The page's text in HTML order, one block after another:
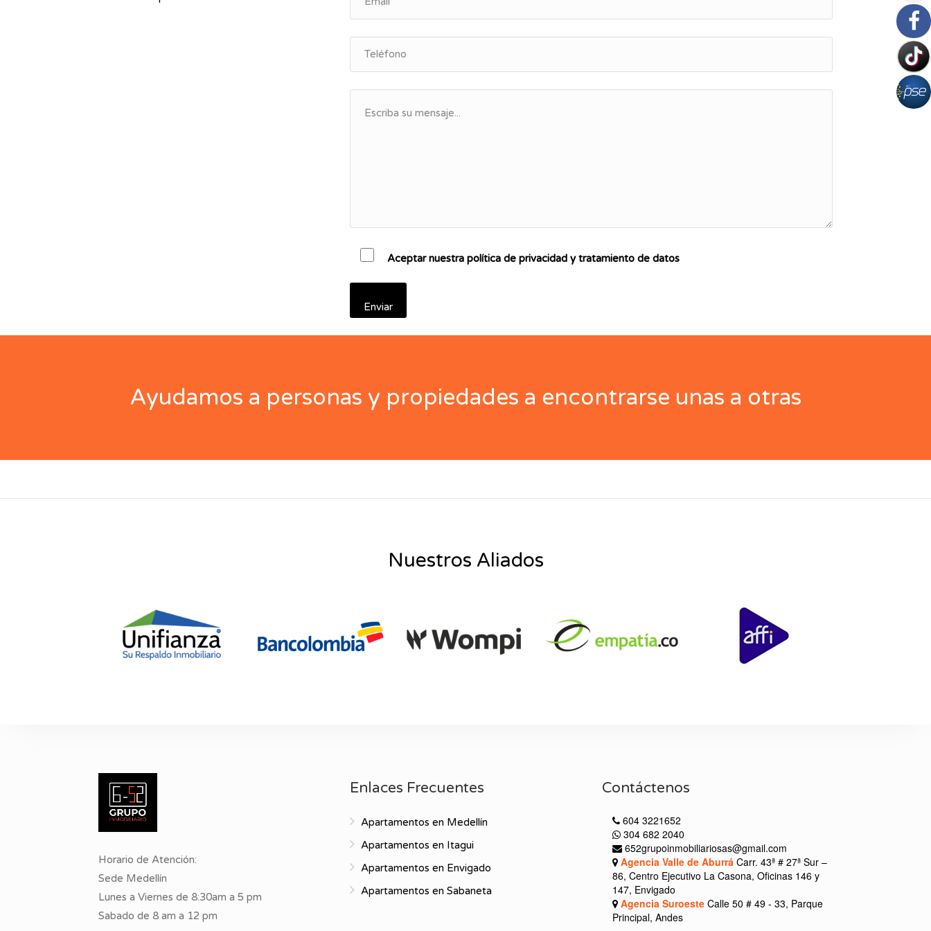
Aceptar nuestra política de privacidad y tratamiento de datos
Ayudamos a personas y propiedades a encontrarse unas a otras
Nuestros Aliados
Horario de Atención:
Sede Medellín
Lunes a Viernes de 8:30am a 5 pm
Sabado de 8 am a 12 pm
Enlaces Frecuentes
Apartamentos en Medellín
Apartamentos en Itagui
Apartamentos en Envigado
Apartamentos en Sabaneta
Contáctenos
604 3221652
304 682 2040
652grupoinmobiliariosas@gmail.com
Agencia Valle de AburráCarr. 43ª # 27ª Sur –
86, Centro Ejecutivo La Casona, Oficinas 146 y
147, Envigado
Agencia SuroesteCalle 50 # 49 - 33, Parque
Principal, Andes